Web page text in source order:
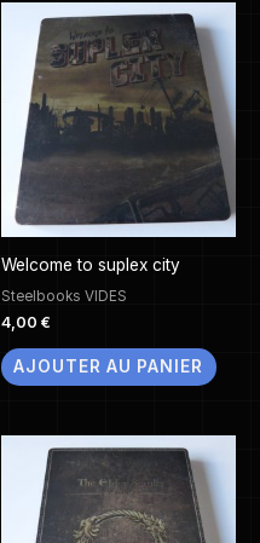
Welcome to suplex city
Steelbooks VIDES
4,00 €
AJOUTER AU PANIER